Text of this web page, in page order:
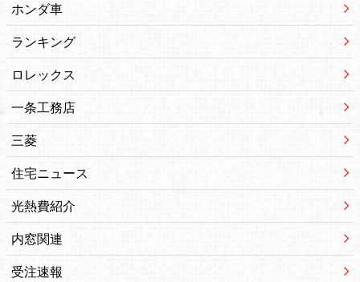
ホンダ車
ランキング
ロレックス
一条工務店
三菱
住宅ニュース
光熱費紹介
内窓関連
受注速報